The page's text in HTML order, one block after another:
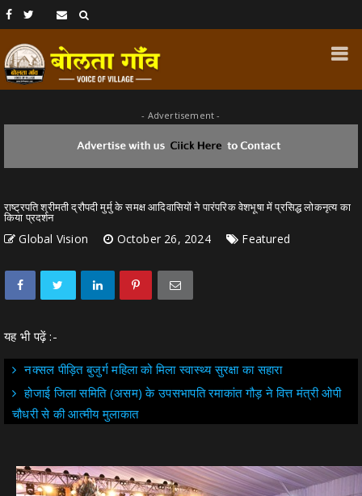
- Advertisement -
राष्ट्रपति श्रीमती द्रौपदी मुर्मु के समक्ष आदिवासियों ने पारंपरिक वेशभूषा में प्रसिद्ध लोकनृत्य का
किया प्रदर्शन
Global Vision October 26, 2024 Featured
यह भी पढ़ें :-
नक्सल पीड़ित बुजुर्ग महिला को मिला स्वास्थ्य सुरक्षा का सहारा
होजाई जिला समिति (असम) के उपसभापति रमाकांत गौड़ ने वित्त मंत्री ओपी
चौधरी से की आत्मीय मुलाकात